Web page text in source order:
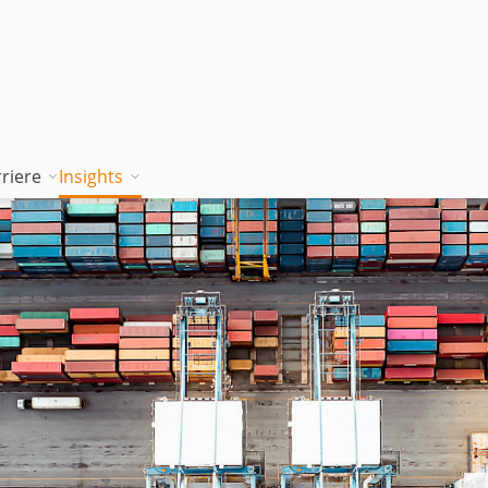
worksWissenskultur
sein
werden
bei jambit
Insights
Blog
Whitepaper Hub
Events